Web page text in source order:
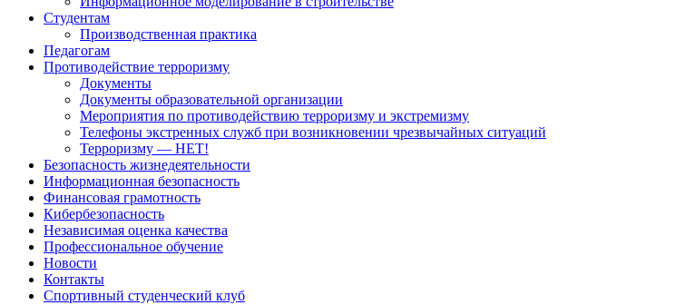
Студентам
Производственная практика
Педагогам
Противодействие терроризму
Документы
Документы образовательной организации
Мероприятия по противодействию терроризму и экстремизму
Телефоны экстренных служб при возникновении чрезвычайных ситуаций
Терроризму — НЕТ!
Безопасность жизнедеятельности
Информационная безопасность
Финансовая грамотность
Кибербезопасность
Независимая оценка качества
Профессиональное обучение
Новости
Контакты
Спортивный студенческий клуб